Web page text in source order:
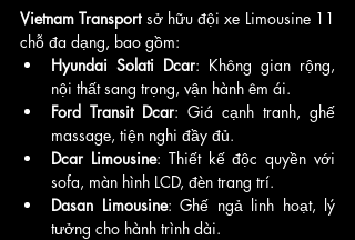
Vietnam Transport sở hữu đội xe Limousine 11
chỗ đa dạng, bao gồm:
Hyundai Solati Dcar: Không gian rộng,
nội thất sang trọng, vận hành êm ái.
Ford Transit Dcar: Giá cạnh tranh, ghế
massage, tiện nghi đầy đủ.
Dcar Limousine: Thiết kế độc quyền với
sofa, màn hình LCD, đèn trang trí.
Dasan Limousine: Ghế ngả linh hoạt, lý
tưởng cho hành trình dài.